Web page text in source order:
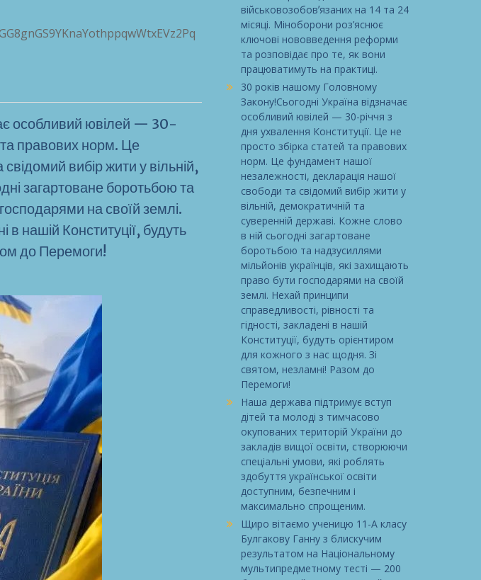
особливий ювілей — 30-
та правових норм. Це
вибір жити у вільній,
загартоване боротьбою та
на своїй землі.
в нашій Конституції, будуть
до Перемоги!
військовозобовʼязаних на 14 та 24
місяці. Міноборони роз’яснює
ключові нововведення реформи
та розповідає про те, як вони
працюватимуть на практиці.
30 років нашому Головному
Закону!Сьогодні Україна відзначає
особливий ювілей — 30-річчя з
дня ухвалення Конституції. Це не
просто збірка статей та правових
норм. Це фундамент нашої
незалежності, декларація нашої
свободи та свідомий вибір жити у
вільній, демократичній та
суверенній державі. Кожне слово
в ній сьогодні загартоване
боротьбою та надзусиллями
мільйонів українців, які захищають
право бути господарями на своїй
землі. Нехай принципи
справедливості, рівності та
гідності, закладені в нашій
Конституції, будуть орієнтиром
для кожного з нас щодня. Зі
святом, незламні! Разом до
Перемоги!
Наша держава підтримує вступ
дітей та молоді з тимчасово
окупованих територій України до
закладів вищої освіти, створюючи
спеціальні умови, які роблять
здобуття української освіти
доступним, безпечним і
максимально спрощеним.
Щиро вітаємо ученицю 11-А класу
Булгакову Ганну з блискучим
результатом на Національному
мультипредметному тесті — 200